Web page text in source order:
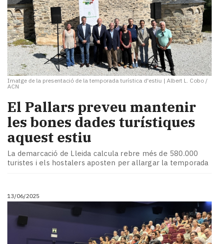
Imatge de la presentació de la temporada turística d'estiu | Albert L. Cobo /
ACN
El Pallars preveu mantenir
les bones dades turístiques
aquest estiu
La demarcació de Lleida calcula rebre més de 580.000
turistes i els hostalers aposten per allargar la temporada
13/06/2025